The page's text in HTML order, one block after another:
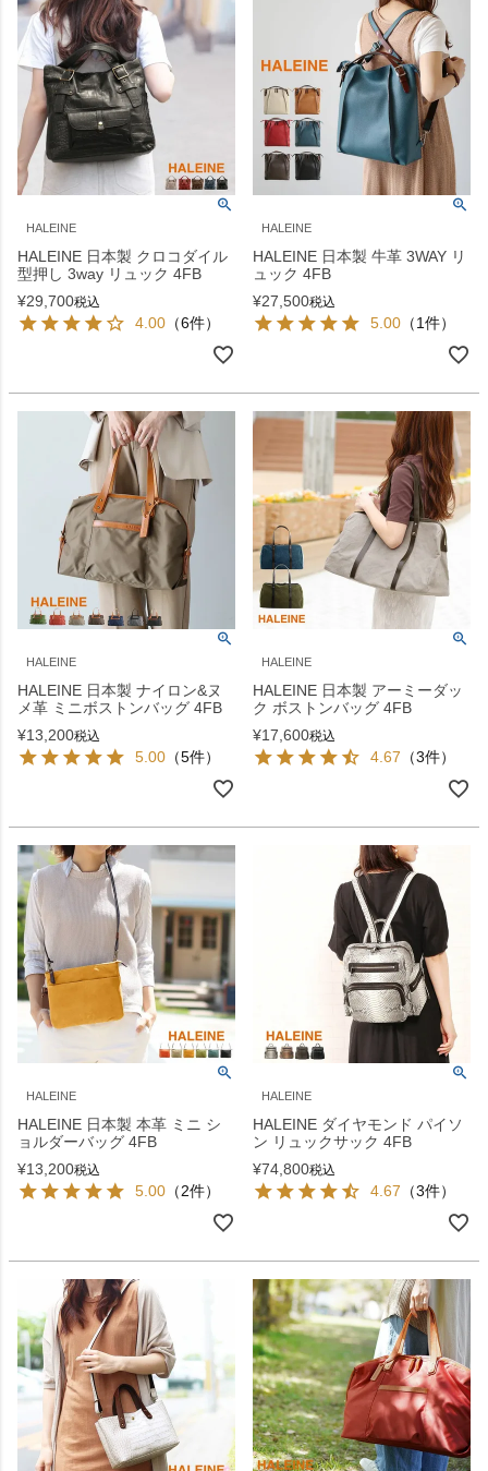
HALEINE
HALEINE 日本製 クロコダイル
型押し 3way リュック 4FB
¥29,700税込
4.00 （6件）
HALEINE
HALEINE 日本製 牛革 3WAY リ
ュック 4FB
¥27,500税込
5.00 （1件）
HALEINE
HALEINE 日本製 ナイロン&ヌ
メ革 ミニボストンバッグ 4FB
¥13,200税込
5.00 （5件）
HALEINE
HALEINE 日本製 アーミーダッ
ク ボストンバッグ 4FB
¥17,600税込
4.67 （3件）
HALEINE
HALEINE 日本製 本革 ミニ シ
ョルダーバッグ 4FB
¥13,200税込
5.00 （2件）
HALEINE
HALEINE ダイヤモンド パイソ
ン リュックサック 4FB
¥74,800税込
4.67 （3件）